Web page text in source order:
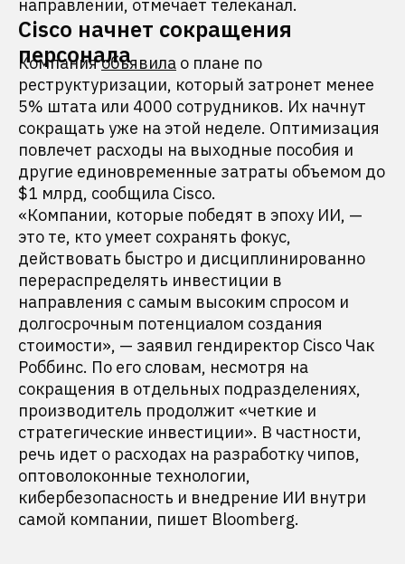
направлении, отмечает телеканал.
Cisco начнет сокращения
персонала
Компанияобъявила о плане по
реструктуризации, который затронет менее
5% штата или 4000 сотрудников. Их начнут
сокращать уже на этой неделе. Оптимизация
повлечет расходы на выходные пособия и
другие единовременные затраты объемом до
$1 млрд, сообщила Cisco.
«Компании, которые победят в эпоху ИИ, —
это те, кто умеет сохранять фокус,
действовать быстро и дисциплинированно
перераспределять инвестиции в
направления с самым высоким спросом и
долгосрочным потенциалом создания
стоимости», — заявил гендиректор Cisco Чак
Роббинс. По его словам, несмотря на
сокращения в отдельных подразделениях,
производитель продолжит «четкие и
стратегические инвестиции». В частности,
речь идет о расходах на разработку чипов,
оптоволоконные технологии,
кибербезопасность и внедрение ИИ внутри
самой компании, пишет Bloomberg.